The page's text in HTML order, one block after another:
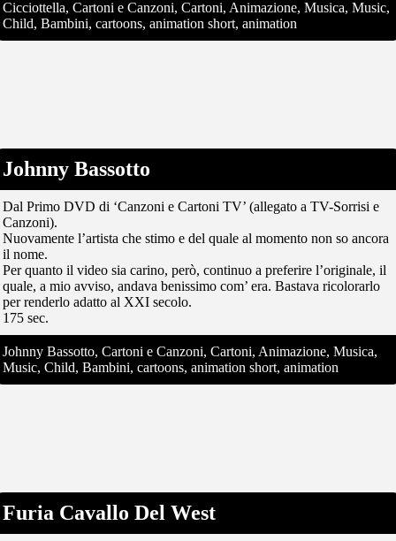
Cicciottella, Cartoni e Canzoni, Cartoni, Animazione, Musica, Music,
Child, Bambini, cartoons, animation short, animation
Johnny Bassotto
Dal Primo DVD di ‘Canzoni e Cartoni TV’ (allegato a TV-Sorrisi e
Canzoni).
Nuovamente l’artista che stimo e del quale al momento non so ancora
il nome.
Per quanto il video sia carino, però, continuo a preferire l’originale, il
quale, a mio avviso, andava benissimo com’ era. Bastava ricolorarlo
per renderlo adatto al XXI secolo.
175 sec.
Johnny Bassotto, Cartoni e Canzoni, Cartoni, Animazione, Musica,
Music, Child, Bambini, cartoons, animation short, animation
Furia Cavallo Del West